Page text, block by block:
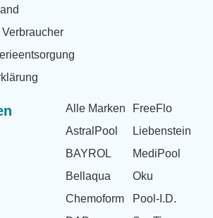
Alle Marken
AstralPool
BAYROL
Bellaqua
Chemoform
FreeFlo
Liebenstein
MediPool
Oku
Pool-I.D.